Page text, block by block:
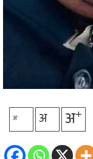
अ- अ अ+